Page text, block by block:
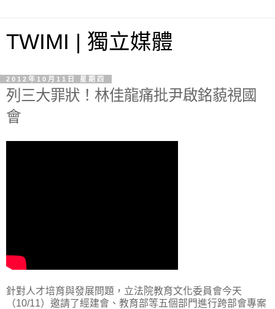
TWIMI | 獨立媒體
2012年10月11日 星期四
列三大罪狀！林佳龍痛批尹啟銘藐視國
會
針對人才培育與發展問題，立法院教育文化委員會今天
（10/11）邀請了經建會、教育部等五個部門進行跨部會專案